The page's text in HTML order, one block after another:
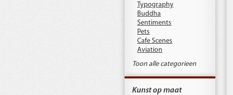
Typography
Buddha
Sentiments
Pets
Cafe Scenes
Aviation
Toon alle categorieen
Kunst op maat